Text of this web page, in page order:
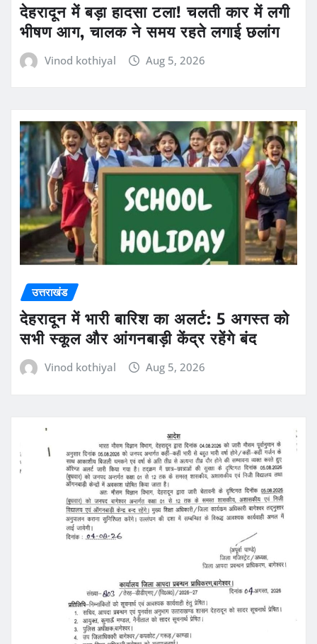
देहरादून में बड़ा हादसा टला! चलती कार में लगी
भीषण आग, चालक ने समय रहते लगाई छलांग
Vinod kothiyal Aug 5, 2026
उत्तराखंड
देहरादून में भारी बारिश का अलर्ट: 5 अगस्त को
सभी स्कूल और आंगनबाड़ी केंद्र रहेंगे बंद
Vinod kothiyal Aug 5, 2026